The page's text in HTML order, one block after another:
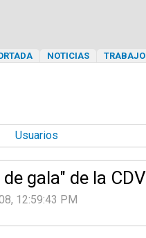
NOTICIAS TRABAJO
Usuarios
gala" de la CDV
12:59:43 PM